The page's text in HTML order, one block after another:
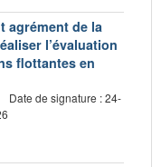
agrément de la
l’évaluation
flottantes en
Date de signature : 24-